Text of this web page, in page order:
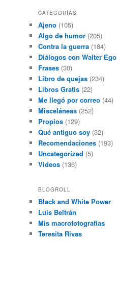
CATEGORÍAS
Ajeno (105)
Algo de humor (205)
Contra la guerra (184)
Diálogos con Walter Ego
Frases (30)
Libro de quejas (234)
Libros Gratis (22)
Me llegó por correo (44)
Misceláneas (252)
Propios (129)
Qué antiguo soy (32)
Recomendaciones (193)
Uncategorized (5)
Videos (136)
BLOGROLL
Black and White Power
Luis Beltrán
Mis macrofotografías
Teresita Rivas